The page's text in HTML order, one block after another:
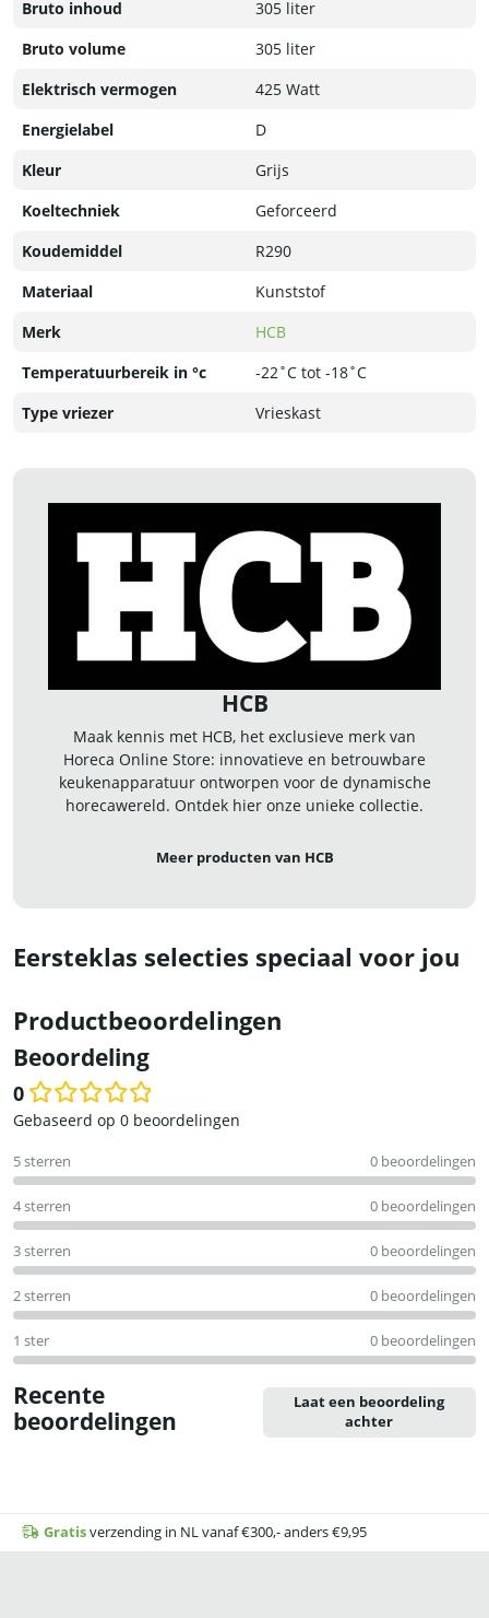
Bruto inhoud
305 liter
Bruto volume
305 liter
Elektrisch vermogen
425 Watt
Energielabel
D
Kleur
Grijs
Koeltechniek
Geforceerd
Koudemiddel
R290
Materiaal
Kunststof
Merk
HCB
Temperatuurbereik in °c
-22˚C tot -18˚C
Type vriezer
Vrieskast
HCB
Maak kennis met HCB, het exclusieve merk van
Horeca Online Store: innovatieve en betrouwbare
keukenapparatuur ontworpen voor de dynamische
horecawereld. Ontdek hier onze unieke collectie.
Meer producten van HCB
Eersteklas selecties speciaal voor jou
Productbeoordelingen
Beoordeling
0
Waardering
uit
5
Gebaseerd op 0 beoordelingen
5 sterren 0 beoordelingen
4 sterren 0 beoordelingen
3 sterren 0 beoordelingen
2 sterren 0 beoordelingen
1 ster 0 beoordelingen
Recente
beoordelingen
Laat een beoordeling
achter
Gratisverzending in NL vanaf €300,- anders €9,95